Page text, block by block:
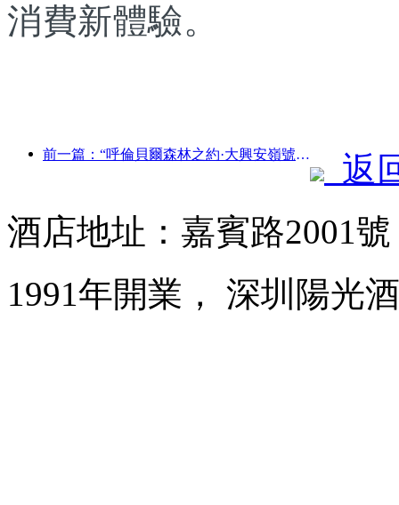
消費新體驗。
前一篇：“呼倫貝爾森林之約·大興安嶺號--星光列車·天翼之旅”旅游專列首發
返
酒店地址：嘉賓路2001
1991年開業， 深圳陽